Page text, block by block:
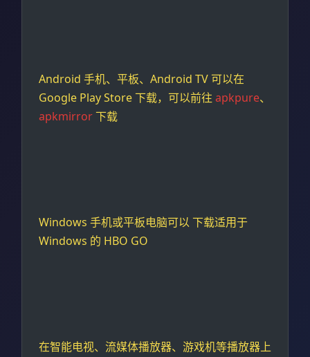
Android 手机、平板、Android TV 可以在
Google Play Store 下载，可以前往 apkpure、
apkmirror下载
Windows 手机或平板电脑可以 下载适用于
Windows 的 HBO GO
在智能电视、流媒体播放器、游戏机等播放器上